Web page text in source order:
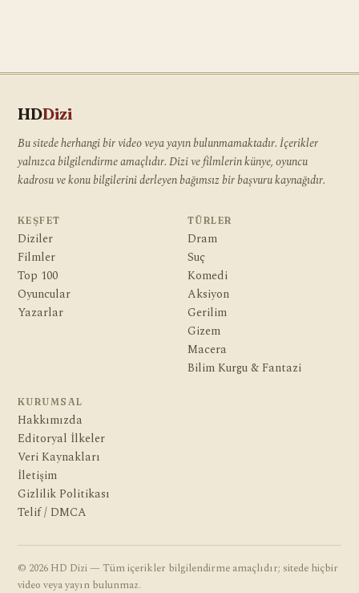
HDDizi
Bu sitede herhangi bir video veya yayın bulunmamaktadır. İçerikler
yalnızca bilgilendirme amaçlıdır. Dizi ve filmlerin künye, oyuncu
kadrosu ve konu bilgilerini derleyen bağımsız bir başvuru kaynağıdır.
KEŞFET
Diziler
Filmler
Top 100
Oyuncular
Yazarlar
TÜRLER
Dram
Suç
Komedi
Aksiyon
Gerilim
Gizem
Macera
Bilim Kurgu & Fantazi
KURUMSAL
Hakkımızda
Editoryal İlkeler
Veri Kaynakları
İletişim
Gizlilik Politikası
Telif / DMCA
© 2026 HD Dizi — Tüm içerikler bilgilendirme amaçlıdır; sitede hiçbir
video veya yayın bulunmaz.